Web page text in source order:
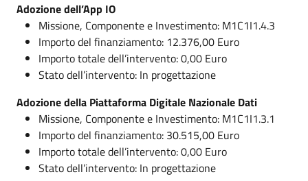
Adozione dell’App IO
Missione, Componente e Investimento: M1C1I1.4.3
Importo del finanziamento: 12.376,00 Euro
Importo totale dell’intervento: 0,00 Euro
Stato dell’intervento: In progettazione
Adozione della Piattaforma Digitale Nazionale Dati
Missione, Componente e Investimento: M1C1I1.3.1
Importo del finanziamento: 30.515,00 Euro
Importo totale dell’intervento: 0,00 Euro
Stato dell’intervento: In progettazione